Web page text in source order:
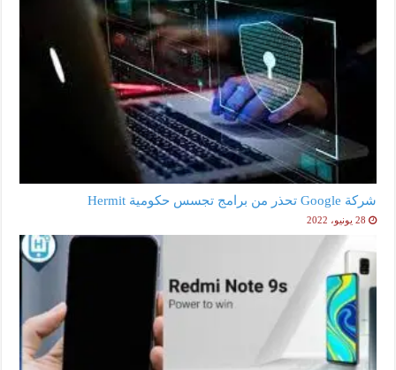
شركة Google تحذر من برامج تجسس حكومية Hermit
28 يونيو، 2022